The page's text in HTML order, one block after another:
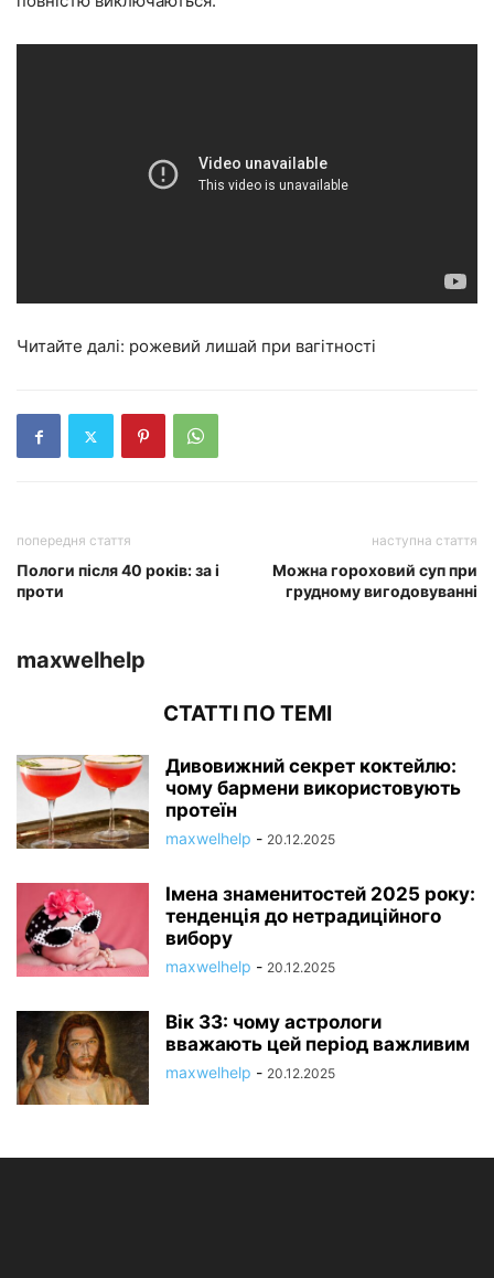
Читайте далі: рожевий лишай при вагітності
попередня стаття
Пологи після 40 років: за і
проти
наступна стаття
Можна гороховий суп при
грудному вигодовуванні
maxwelhelp
СТАТТІ ПО ТЕМІ
Дивовижний секрет коктейлю:
чому бармени використовують
протеїн
maxwelhelp - 20.12.2025
Імена знаменитостей 2025 року:
тенденція до нетрадиційного
вибору
maxwelhelp - 20.12.2025
Вік 33: чому астрологи
вважають цей період важливим
maxwelhelp - 20.12.2025